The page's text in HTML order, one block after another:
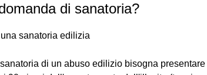
di sanatoria?
sanatoria edilizia
di un abuso edilizio bisogna